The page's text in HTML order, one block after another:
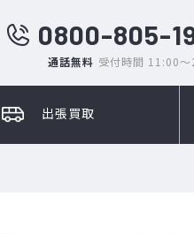
0800-805-
通話無料 受付時間 11:00
出張買取